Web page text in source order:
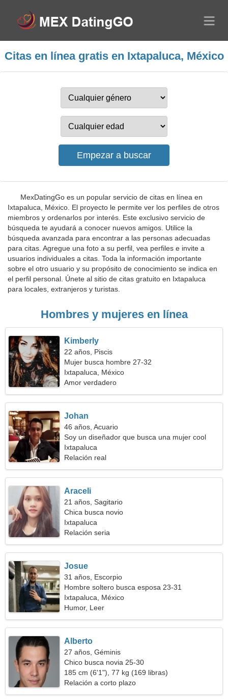
Citas en línea gratis en Ixtapaluca, México
MexDatingGo es un popular servicio de citas en línea en
Ixtapaluca, México. El proyecto le permite ver los perfiles de otros
miembros y ordenarlos por interés. Este exclusivo servicio de
búsqueda te ayudará a conocer nuevos amigos. Utilice la
búsqueda avanzada para encontrar a las personas adecuadas
para citas. Agregue una foto a su perfil, vea perfiles e invite a
usuarios individuales a citas. Toda la información importante
sobre el otro usuario y su propósito de conocimiento se indica en
el perfil personal. Únete al sitio de citas gratuito en Ixtapaluca
para locales, extranjeros y turistas.
Hombres y mujeres en línea
Kimberly
22 años, Piscis
Mujer busca hombre 27-32
Ixtapaluca, México
Amor verdadero
Johan
46 años, Acuario
Soy un diseñador que busca una mujer cool
Ixtapaluca
Relación real
Araceli
21 años, Sagitario
Chica busca novio
Ixtapaluca
Relación seria
Josue
31 años, Escorpio
Hombre soltero busca esposa 23-31
Ixtapaluca, México
Humor, Leer
Alberto
27 años, Géminis
Chico busca novia 25-30
185 cm (6'1"), 77 kg (169 libras)
Relación a corto plazo